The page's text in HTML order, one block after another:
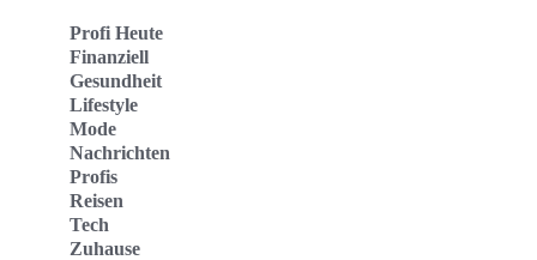
Profi Heute
Finanziell
Gesundheit
Lifestyle
Mode
Nachrichten
Profis
Reisen
Tech
Zuhause